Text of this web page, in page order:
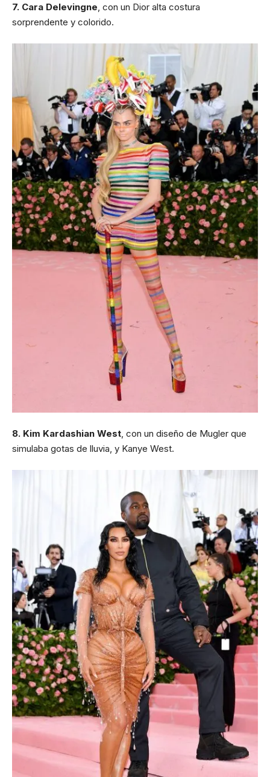
7. Cara Delevingne, con un Dior alta costura
sorprendente y colorido.
8. Kim Kardashian West, con un diseño de Mugler que
simulaba gotas de lluvia, y Kanye West.